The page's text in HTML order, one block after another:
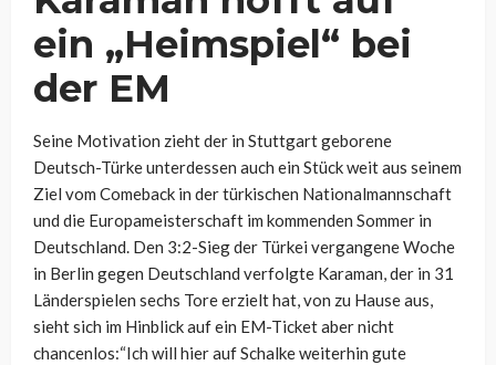
ein „Heimspiel“ bei
der EM
Seine Motivation zieht der in Stuttgart geborene
Deutsch-Türke unterdessen auch ein Stück weit aus seinem
Ziel vom Comeback in der türkischen Nationalmannschaft
und die Europameisterschaft im kommenden Sommer in
Deutschland. Den 3:2-Sieg der Türkei vergangene Woche
in Berlin gegen Deutschland verfolgte Karaman, der in 31
Länderspielen sechs Tore erzielt hat, von zu Hause aus,
sieht sich im Hinblick auf ein EM-Ticket aber nicht
chancenlos:“Ich will hier auf Schalke weiterhin gute